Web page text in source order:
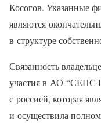
Косогов. Указанные
являются
в структуре
Связанность
участия в АО
с россией, которая
и осуществила